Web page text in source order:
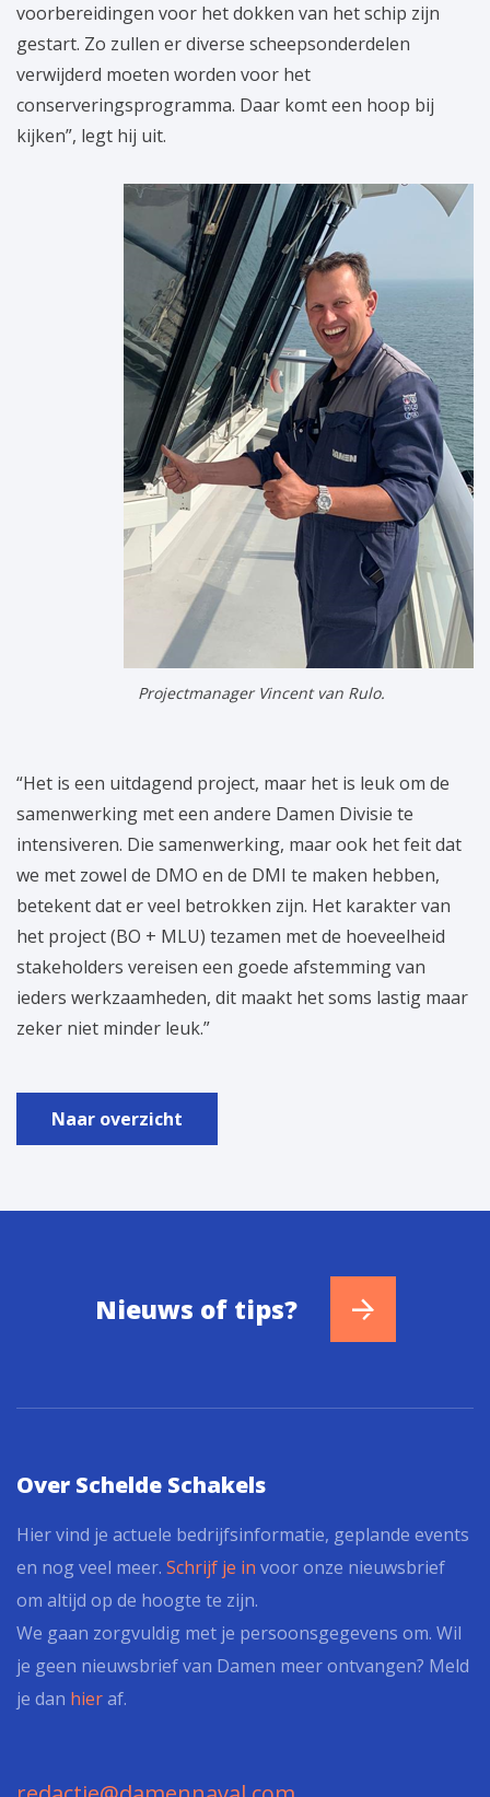
Projectmanager Vincent van Rulo.
voorbereidingen voor het dokken van het schip zijn
gestart. Zo zullen er diverse scheepsonderdelen
verwijderd moeten worden voor het
conserveringsprogramma. Daar komt een hoop bij
kijken”, legt hij uit.
“Het is een uitdagend project, maar het is leuk om de
samenwerking met een andere Damen Divisie te
intensiveren. Die samenwerking, maar ook het feit dat
we met zowel de DMO en de DMI te maken hebben,
betekent dat er veel betrokken zijn. Het karakter van
het project (BO + MLU) tezamen met de hoeveelheid
stakeholders vereisen een goede afstemming van
ieders werkzaamheden, dit maakt het soms lastig maar
zeker niet minder leuk.”
Naar overzicht
Nieuws of tips?
Over Schelde Schakels
Hier vind je actuele bedrijfsinformatie, geplande events
en nog veel meer. Schrijf je in voor onze nieuwsbrief
om altijd op de hoogte te zijn.
We gaan zorgvuldig met je persoonsgegevens om. Wil
je geen nieuwsbrief van Damen meer ontvangen? Meld
je dan hieraf.